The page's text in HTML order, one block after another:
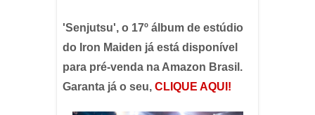
'Senjutsu', o 17º álbum de estúdio
do Iron Maiden já está disponível
para pré-venda na Amazon Brasil.
Garanta já o seu, CLIQUE AQUI!